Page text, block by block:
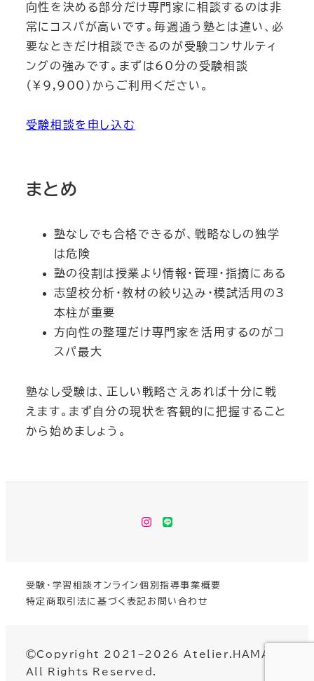
向性を決める部分だけ専門家に相談するのは非
常にコスパが高いです。毎週通う塾とは違い、必
要なときだけ相談できるのが受験コンサルティ
ングの強みです。まずは60分の受験相談
（¥9,900）からご利用ください。
受験相談を申し込む
まとめ
塾なしでも合格できるが、戦略なしの独学
は危険
塾の役割は授業より情報・管理・指摘にある
志望校分析・教材の絞り込み・模試活用の3
本柱が重要
方向性の整理だけ専門家を活用するのがコ
スパ最大
塾なし受験は、正しい戦略さえあれば十分に戦
えます。まず自分の現状を客観的に把握すること
から始めましょう。
instagram
LINE
受験・学習相談オンライン個別指導事業概要
特定商取引法に基づく表記 お問い合わせ
©Copyright 2021−2026 Atelier.HAMA
All Rights Reserved.